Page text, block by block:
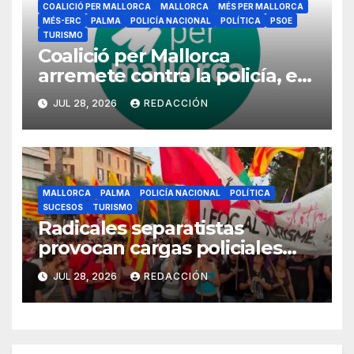
COALICIÓ PER MALLORCA MALLORCA
MÉS PER MALLORCA
MÉS-ERC
PALMA POLICÍA NACIONAL POLÍTICA
PSOE
TURISMO
Coalició per Mallorca
arremete contra la policía, el
turismo y la «hipocresía» de
PSOE, MÉS y SUMAR
JUL 28, 2026 REDACCIÓN
MALLORCA PALMA POLICÍA NACIONAL
POLÍTICA
SUCESOS
TURISMO
Radicales separatistas
provocan cargas policiales
tras la marcha contra el
turismo en Palma
JUL 28, 2026 REDACCIÓN